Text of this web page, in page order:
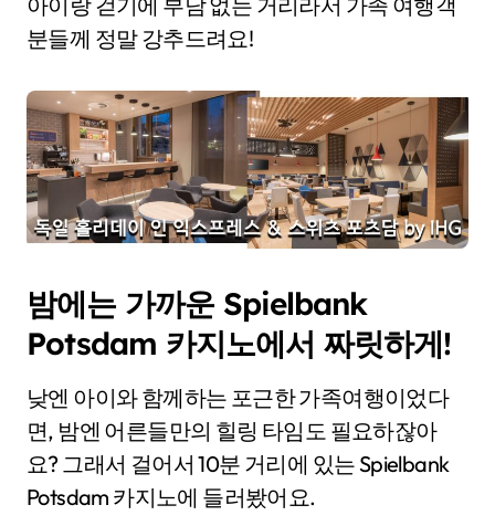
분들께 정말 강추드려요!
밤에는 가까운 Spielbank
Potsdam 카지노에서 짜릿하게!
낮엔 아이와 함께하는 포근한 가족여행이었다
면, 밤엔 어른들만의 힐링 타임도 필요하잖아
요? 그래서 걸어서 10분 거리에 있는 Spielbank
Potsdam 카지노에 들러봤어요.